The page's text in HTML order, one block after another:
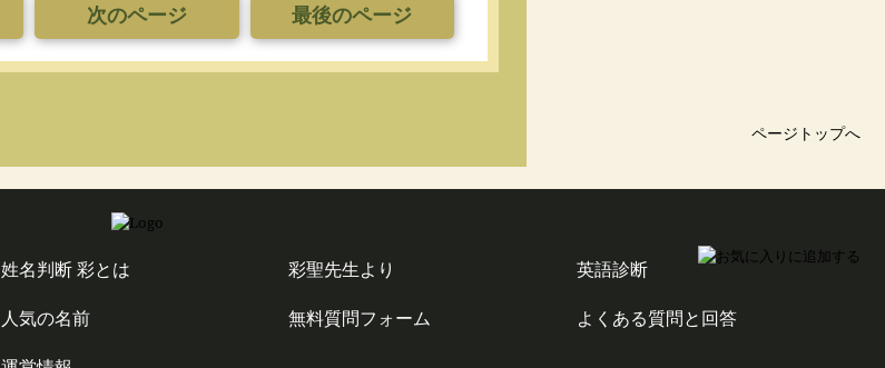
次のページ 最後のページ
ページトップへ
姓名判断 彩とは 彩聖先生より
英語診断
人気の名前
無料質問フォーム
よくある質問と回答